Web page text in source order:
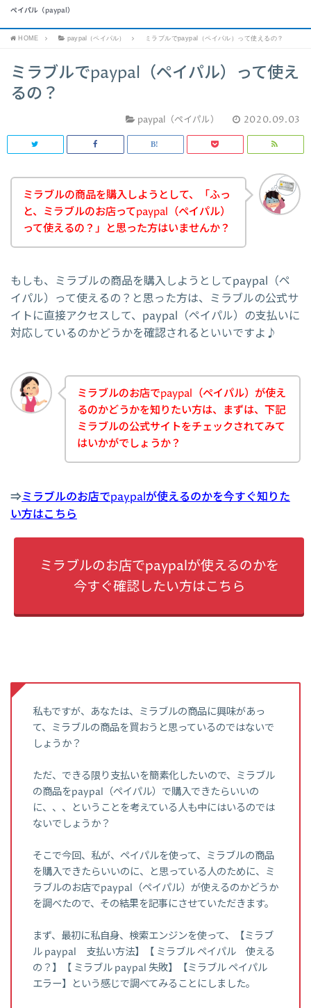
ペイパル（paypal）
HOME paypal（ペイパル） ミラブルでpaypal（ペイパル）って使えるの？
ミラブルでpaypal（ペイパル）って使え
るの？
paypal（ペイパル） 2020.09.03
ミラブルの商品を購入しようとして、「ふっ
と、ミラブルのお店ってpaypal（ペイパル）
って使えるの？」と思った方はいませんか？
もしも、ミラブルの商品を購入しようとしてpaypal（ペ
イパル）って使えるの？と思った方は、ミラブルの公式サ
イトに直接アクセスして、paypal（ペイパル）の支払いに
対応しているのかどうかを確認されるといいですよ♪
ミラブルのお店でpaypal（ペイパル）が使え
るのかどうかを知りたい方は、まずは、下記
ミラブルの公式サイトをチェックされてみて
はいかがでしょうか？
⇒ミラブルのお店でpaypalが使えるのかを今すぐ知りた
い方はこちら
ミラブルのお店でpaypalが使えるのかを
今すぐ確認したい方はこちら
私もですが、あなたは、ミラブルの商品に興味があっ
て、ミラブルの商品を買おうと思っているのではないで
しょうか？
ただ、できる限り支払いを簡素化したいので、ミラブル
の商品をpaypal（ペイパル）で購入できたらいいの
に、、、ということを考えている人も中にはいるのでは
ないでしょうか？
そこで今回、私が、ペイパルを使って、ミラブルの商品
を購入できたらいいのに、と思っている人のために、ミ
ラブルのお店でpaypal（ペイパル）が使えるのかどうか
を調べたので、その結果を記事にさせていただきます。
まず、最初に私自身、検索エンジンを使って、【ミラブ
ル paypal 支払い方法】【 ミラブル ペイパル 使える
の？】【 ミラブル paypal 失敗】【ミラブル ペイパル
エラー】という感じで調べてみることにしました。